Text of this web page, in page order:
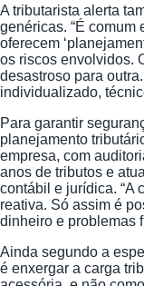
A tributarista alerta
genéricas. “É comum
oferecem
os riscos envolvidos.
desastroso para
individualizado,
Para garantir
planejamento
empresa, com
anos de tributos e
contábil e jurídica. “A
reativa. Só assim é
dinheiro e problemas
Ainda segundo a
é enxergar a carga